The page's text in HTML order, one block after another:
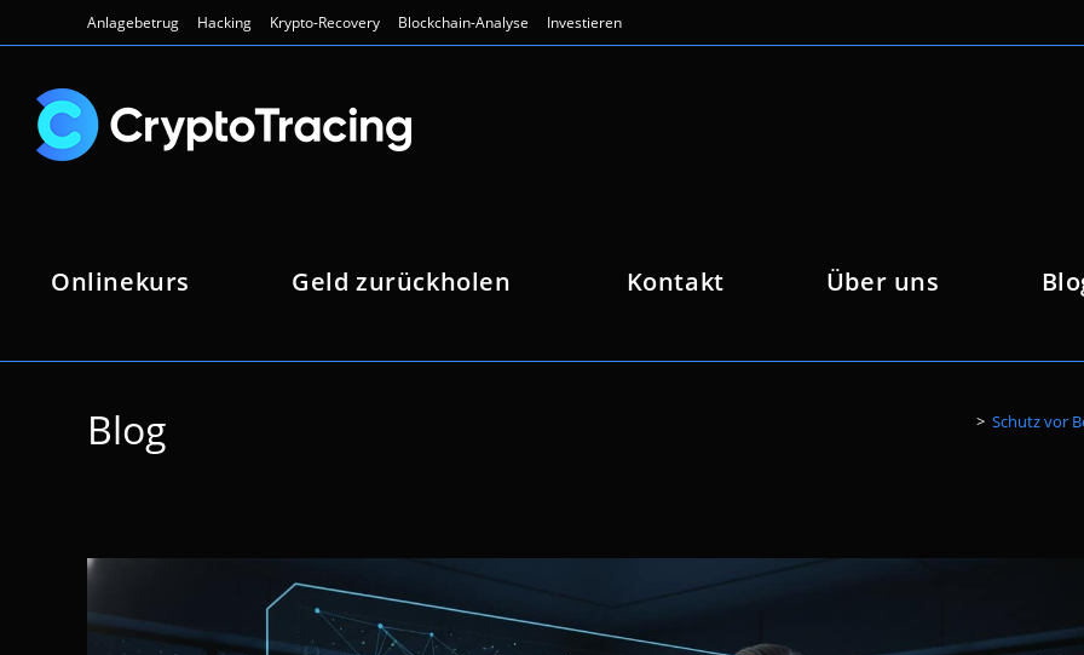
Inhalt
Anlagebetrug Hacking Krypto-Recovery Blockchain-Analyse Investieren
Onlinekurs Geld zurückholen Kontakt Über uns
Blog > Schutz vor